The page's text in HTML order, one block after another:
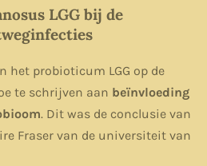
LGG bij de
het probioticum LGG op de
te schrijven aan beïnvloeding
. Dit was de conclusie van
Fraser van de universiteit van